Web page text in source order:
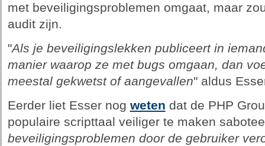
met beveiligingsproblemen omgaat, maar
audit zijn.
"Als je beveiligingslekken publiceert in
manier waarop ze met bugs omgaan, dan
meestal gekwetst of aangevallen" aldus
Eerder liet Esser nog weten dat de PHP
populaire scripttaal veiliger te maken
beveiligingsproblemen door de gebruiker